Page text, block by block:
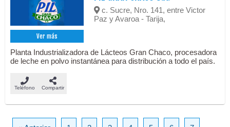
Ver más
c. Sucre, Nro. 141, entre Victor
Paz y Avaroa - Tarija,
Planta Industrializadora de Lácteos Gran Chaco, procesadora
de leche en polvo instantánea para distribución a todo el país.
Teléfono Compartir